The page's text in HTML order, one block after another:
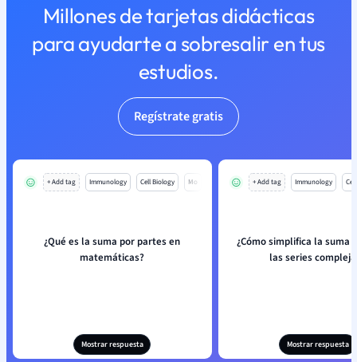
Millones de tarjetas didácticas
para ayudarte a sobresalir en tus
estudios.
Regístrate gratis
+ Add tag Immunology Cell Biology Mo
¿Qué es la suma por partes en
matemáticas?
Mostrar respuesta
+ Add tag Immunology
¿Cómo simplifica la suma
las series
Mostrar respuesta